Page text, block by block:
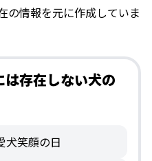
情報を元に作成していま
存在しない犬の
犬笑顔の日